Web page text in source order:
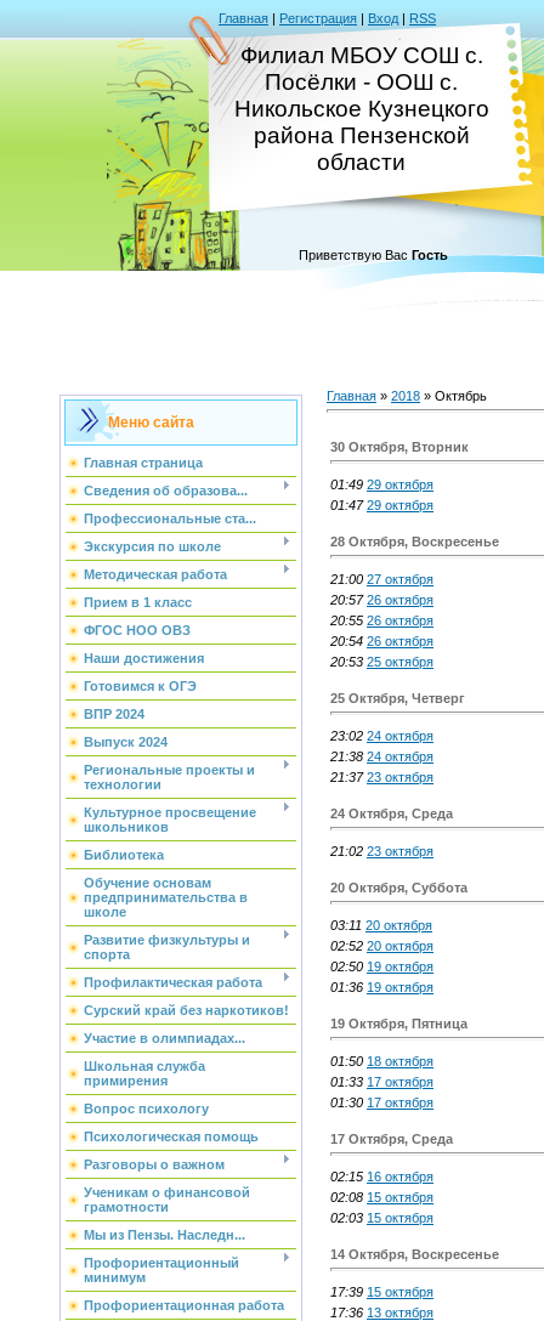
Главная | Регистрация | Вход | RSS
Филиал МБОУ СОШ с.
Посёлки - ООШ с.
Никольское Кузнецкого
района Пензенской
области
Приветствую Вас Гость
Меню сайта
Главная страница
Сведения об образова...
Профессиональные ста...
Экскурсия по школе
Методическая работа
Прием в 1 класс
ФГОС НОО ОВЗ
Наши достижения
Готовимся к ОГЭ
ВПР 2024
Выпуск 2024
Региональные проекты и
технологии
Культурное просвещение
школьников
Библиотека
Обучение основам
предпринимательства в
школе
Развитие физкультуры и
спорта
Профилактическая работа
Сурский край без наркотиков!
Участие в олимпиадах...
Школьная служба
примирения
Вопрос психологу
Психологическая помощь
Разговоры о важном
Ученикам о финансовой
грамотности
Мы из Пензы. Наследн...
Профориентационный
минимум
Профориентационная работа
Главная » 2018 » Октябрь
30 Октября, Вторник
01:49 29 октября
01:47 29 октября
28 Октября, Воскресенье
21:00 27 октября
20:57 26 октября
20:55 26 октября
20:54 26 октября
20:53 25 октября
25 Октября, Четверг
23:02 24 октября
21:38 24 октября
21:37 23 октября
24 Октября, Среда
21:02 23 октября
20 Октября, Суббота
03:11 20 октября
02:52 20 октября
02:50 19 октября
01:36 19 октября
19 Октября, Пятница
01:50 18 октября
01:33 17 октября
01:30 17 октября
17 Октября, Среда
02:15 16 октября
02:08 15 октября
02:03 15 октября
14 Октября, Воскресенье
17:39 15 октября
17:36 13 октября